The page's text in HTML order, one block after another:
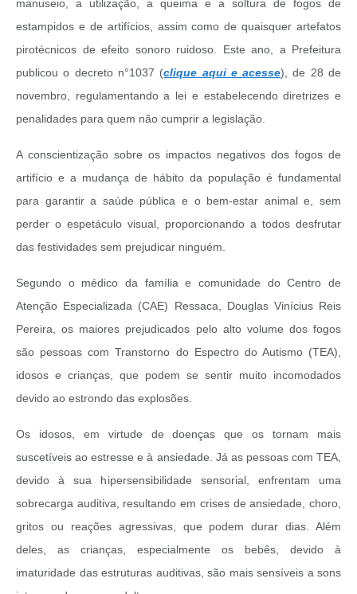
manuseio, a utilização, a queima e a soltura de fogos de
estampidos e de artifícios, assim como de quaisquer artefatos
pirotécnicos de efeito sonoro ruidoso. Este ano, a Prefeitura
publicou o decreto n°1037 (clique aqui e acesse), de 28 de
novembro, regulamentando a lei e estabelecendo diretrizes e
penalidades para quem não cumprir a legislação.
A conscientização sobre os impactos negativos dos fogos de
artifício e a mudança de hábito da população é fundamental
para garantir a saúde pública e o bem-estar animal e, sem
perder o espetáculo visual, proporcionando a todos desfrutar
das festividades sem prejudicar ninguém.
Segundo o médico da família e comunidade do Centro de
Atenção Especializada (CAE) Ressaca, Douglas Vinícius Reis
Pereira, os maiores prejudicados pelo alto volume dos fogos
são pessoas com Transtorno do Espectro do Autismo (TEA),
idosos e crianças, que podem se sentir muito incomodados
devido ao estrondo das explosões.
Os idosos, em virtude de doenças que os tornam mais
suscetíveis ao estresse e à ansiedade. Já as pessoas com TEA,
devido à sua hipersensibilidade sensorial, enfrentam uma
sobrecarga auditiva, resultando em crises de ansiedade, choro,
gritos ou reações agressivas, que podem durar dias. Além
deles, as crianças, especialmente os bebês, devido à
imaturidade das estruturas auditivas, são mais sensíveis a sons